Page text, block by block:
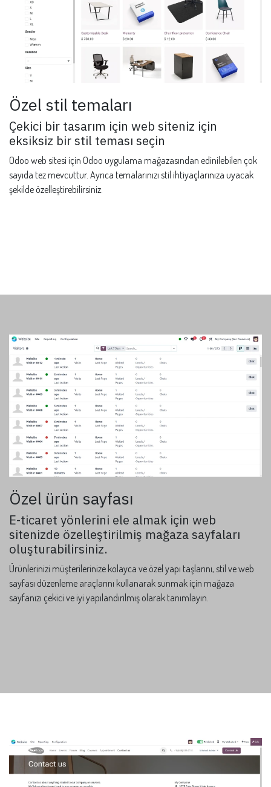
Özel stil temaları
Çekici bir tasarım için web siteniz için
eksiksiz bir stil teması seçin
Odoo web sitesi için Odoo uygulama mağazasından edinilebilen çok
sayıda tez mevcuttur. Ayrıca temalarınızı stil ihtiyaçlarınıza uyacak
şekilde özelleştirebilirsiniz.
Özel ürün sayfası
E-ticaret yönlerini ele almak için web
sitenizde özelleştirilmiş mağaza sayfaları
oluşturabilirsiniz.
Ürünlerinizi müşterilerinize kolayca ve özel yapı taşlarını, stil ve web
sayfası düzenleme araçlarını kullanarak sunmak için mağaza
sayfanızı çekici ve iyi yapılandırılmış olarak tanımlayın.